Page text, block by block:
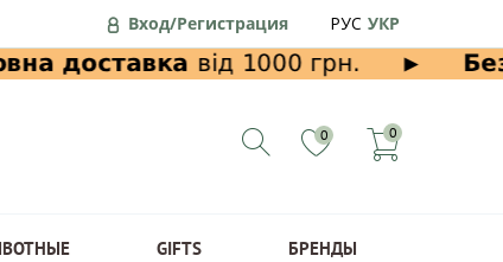
Вход/Регистрация РУС УКР
0 0
GIFTS БРЕНДЫ